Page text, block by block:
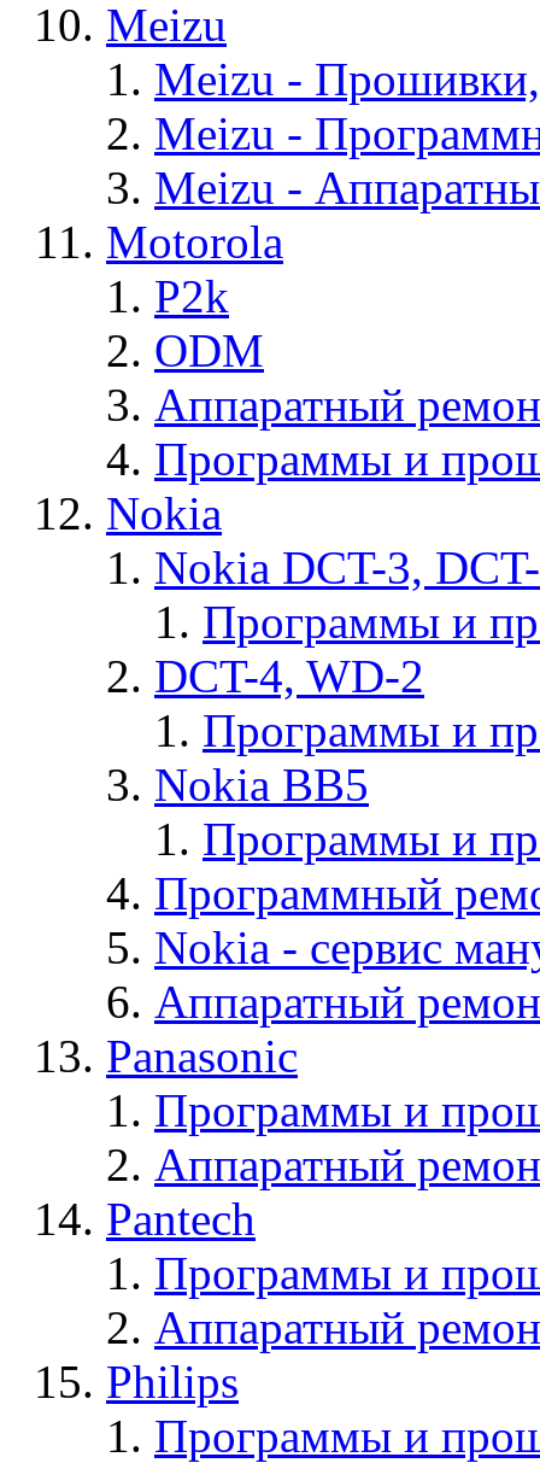
Meizu
Meizu -
Meizu -
Meizu -
Motorola
P2k
ODM
Аппаратный
Программы и
Nokia
Nokia DCT-3,
Программы и
DCT-4, WD-2
Программы и
Nokia BB5
Программы и
Программный
Nokia - cервис
Аппаратный
Panasonic
Программы и
Аппаратный
Pantech
Программы и
Аппаратный
Philips
Программы и